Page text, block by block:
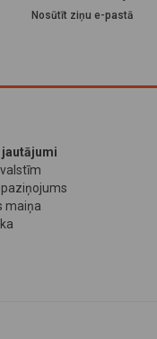
Nosūtīt ziņu e-pastā
jautājumi
maiņa